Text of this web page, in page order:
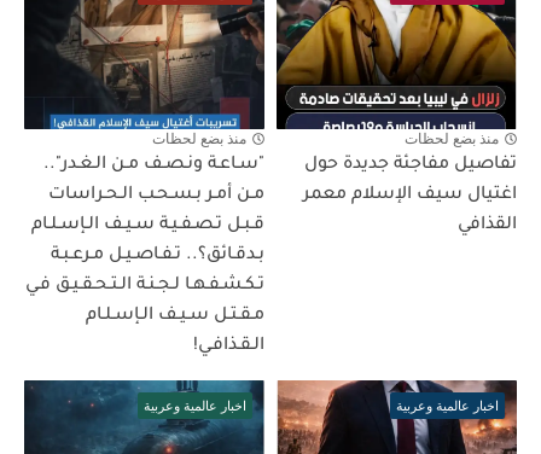
منذ بضع لحظات
تفاصيل مفاجئة جديدة حول
اغتيال سيف الإسلام معمر
القذافي
منذ بضع لحظات
"سـاعـة ونـصـف مـن الـغـدر"..
مـن أمـر بـسـحـب الـحـراسات
قـبـل تـصـفـيـة سـيـف الـإسـلـام
بـدقـائق؟.. تـفـاصـيـل مـرعـبـة
تـكـشـفـهـا لـجـنـة الـتـحـقـيـق فـي
مـقـتـل سـيـف الـإسـلـام
الـقـذافـي!
اخبار عالمية وعربية اخبار عالمية وعربية